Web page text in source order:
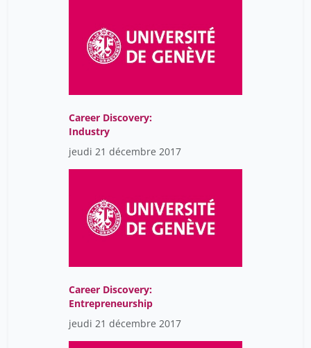
Career Discovery:
Industry
jeudi 21 décembre 2017
Career Discovery:
Entrepreneurship
jeudi 21 décembre 2017